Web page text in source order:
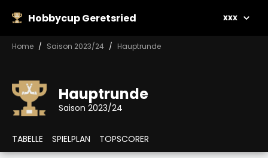
Hobbycup Geretsried xxx
Home Saison 2023/24 Hauptrunde
Hauptrunde
Saison 2023/24
TABELLE SPIELPLAN TOPSCORER